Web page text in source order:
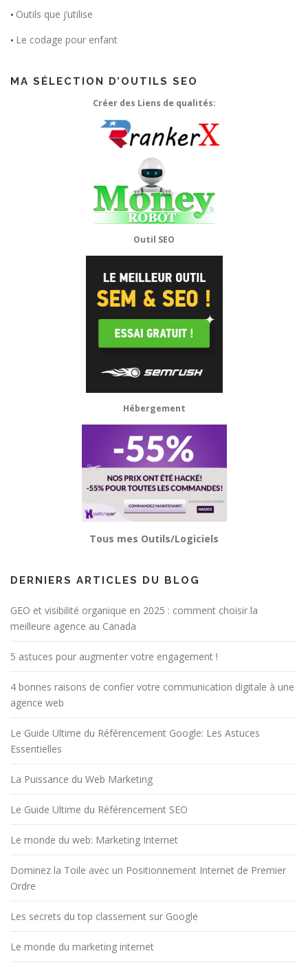
• Outils que j’utilise
• Le codage pour enfant
MA SÉLECTION D’OUTILS SEO
Créer des Liens de qualités:
Outil SEO
Hébergement
Tous mes Outils/Logiciels
DERNIERS ARTICLES DU BLOG
GEO et visibilité organique en 2025 : comment choisir la
meilleure agence au Canada
5 astuces pour augmenter votre engagement !
4 bonnes raisons de confier votre communication digitale à une
agence web
Le Guide Ultime du Référencement Google: Les Astuces
Essentielles
La Puissance du Web Marketing
Le Guide Ultime du Référencement SEO
Le monde du web: Marketing Internet
Dominez la Toile avec un Positionnement Internet de Premier
Ordre
Les secrets du top classement sur Google
Le monde du marketing internet